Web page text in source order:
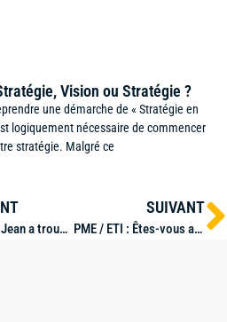
Vision ou Stratégie ?
une démarche de « Stratégie en
logiquement nécessaire de commencer
stratégie. Malgré ce
Episode 3 : Jean a trouvé une solution
SUIVANT
PME / ETI : Êtes-vous armées pour affronter la tempête ?